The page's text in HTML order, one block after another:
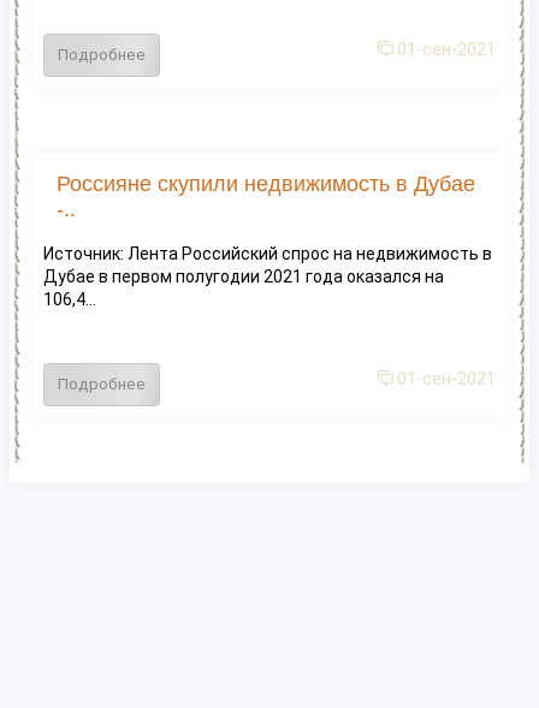
Подробнее 01-сен-2021
Россияне скупили недвижимость в Дубае
-..
Источник: Лента Российский спрос на недвижимость в
Дубае в первом полугодии 2021 года оказался на
106,4...
Подробнее 01-сен-2021